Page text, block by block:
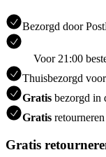
Bezorgd door
Voor 21:00
Thuisbezorgd
Gratis bezorgd in
Gratis
Gratis